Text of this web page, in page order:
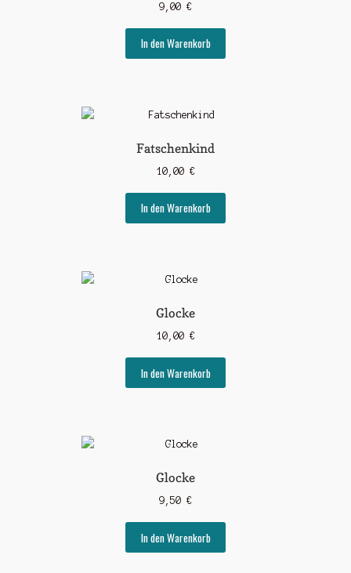
9,00 €
In den Warenkorb
Fatschenkind
10,00 €
In den Warenkorb
Glocke
10,00 €
In den Warenkorb
Glocke
9,50 €
In den Warenkorb